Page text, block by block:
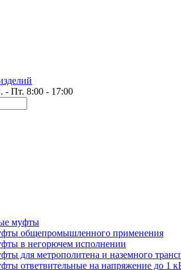
- Пт. 8:00 - 17:00
муфты
общепромышленного применения
в негорючем исполнении
для метрополитена и наземного
ответвительные на напряжение до 1